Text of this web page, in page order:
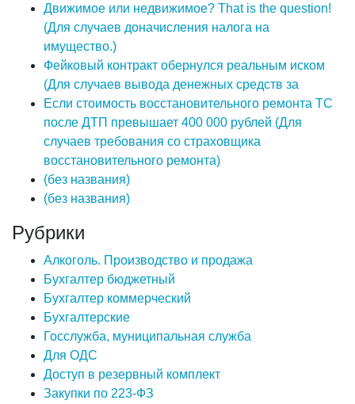
Движимое или недвижимое? That is the question!
(Для случаев доначисления налога на
имущество.)
Фейковый контракт обернулся реальным иском
(Для случаев вывода денежных средств за
Если стоимость восстановительного ремонта ТС
после ДТП превышает 400 000 рублей (Для
случаев требования со страховщика
восстановительного ремонта)
(без названия)
(без названия)
Рубрики
Алкоголь. Производство и продажа
Бухгалтер бюджетный
Бухгалтер коммерческий
Бухгалтерские
Госслужба, муниципальная служба
Для ОДС
Доступ в резервный комплект
Закупки по 223-ФЗ